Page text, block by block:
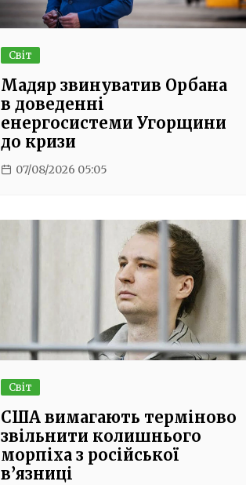
Світ
Мадяр звинуватив Орбана
в доведенні
енергосистеми Угорщини
до кризи
07/08/2026 05:05
Світ
США вимагають терміново
звільнити колишнього
морпіха з російської
в’язниці